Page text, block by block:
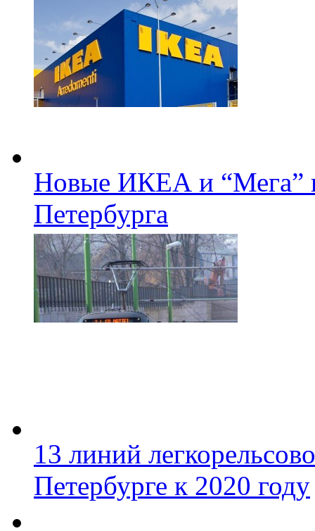
Новые ИКЕА и “Мега”
Петербурга
13 линий
Петербурге к 2020 году